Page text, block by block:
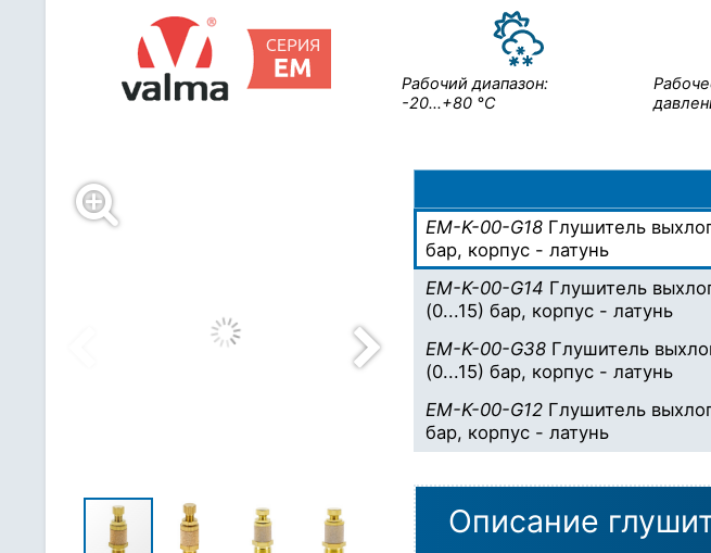
Рабочий диапазон:
-20…+80 °С
EM-K-00-G18 Глушитель
бар, корпус - латунь
EM-K-00-G14 Глушитель
(0...15) бар, корпус - латунь
EM-K-00-G38 Глушитель
(0...15) бар, корпус - латунь
EM-K-00-G12 Глушитель
бар, корпус - латунь
Описание